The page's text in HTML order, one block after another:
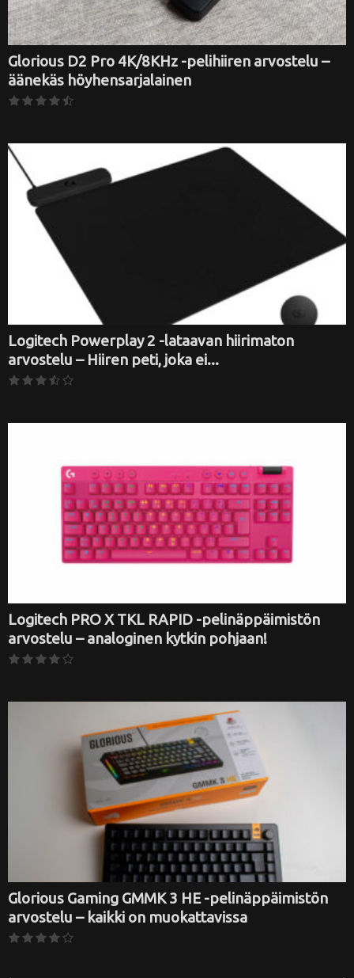
Glorious D2 Pro 4K/8KHz -pelihiiren arvostelu –
äänekäs höyhensarjalainen
Logitech Powerplay 2 -lataavan hiirimaton
arvostelu – Hiiren peti, joka ei...
Logitech PRO X TKL RAPID -pelinäppäimistön
arvostelu – analoginen kytkin pohjaan!
Glorious Gaming GMMK 3 HE -pelinäppäimistön
arvostelu – kaikki on muokattavissa